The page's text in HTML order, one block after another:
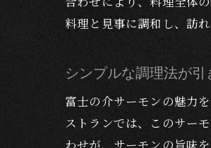
料理と見事に調和し、訪
シンプルな調理法が
富士の介サーモンの魅力
ストランでは、このサー
わせが、サーモンの旨味